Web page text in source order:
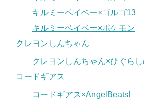
キルミーベイベー×ゴルゴ13
キルミーベイベー×ポケモン
クレヨンしんちゃん
クレヨンしんちゃん×ひぐら
コードギアス
コードギアス×AngelBeats!